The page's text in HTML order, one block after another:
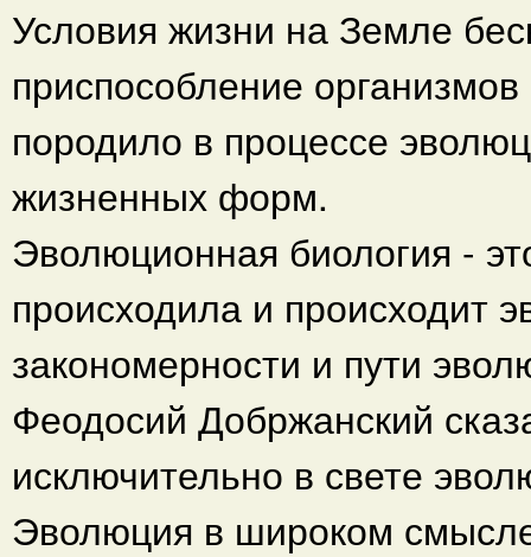
Условия жизни на Земле
приспособление
породило в процессе
жизненных форм.
Эволюционная биология -
происходила и происходит
закономерности и пути
Феодосий Добржанский
исключительно в свете
Эволюция в широком